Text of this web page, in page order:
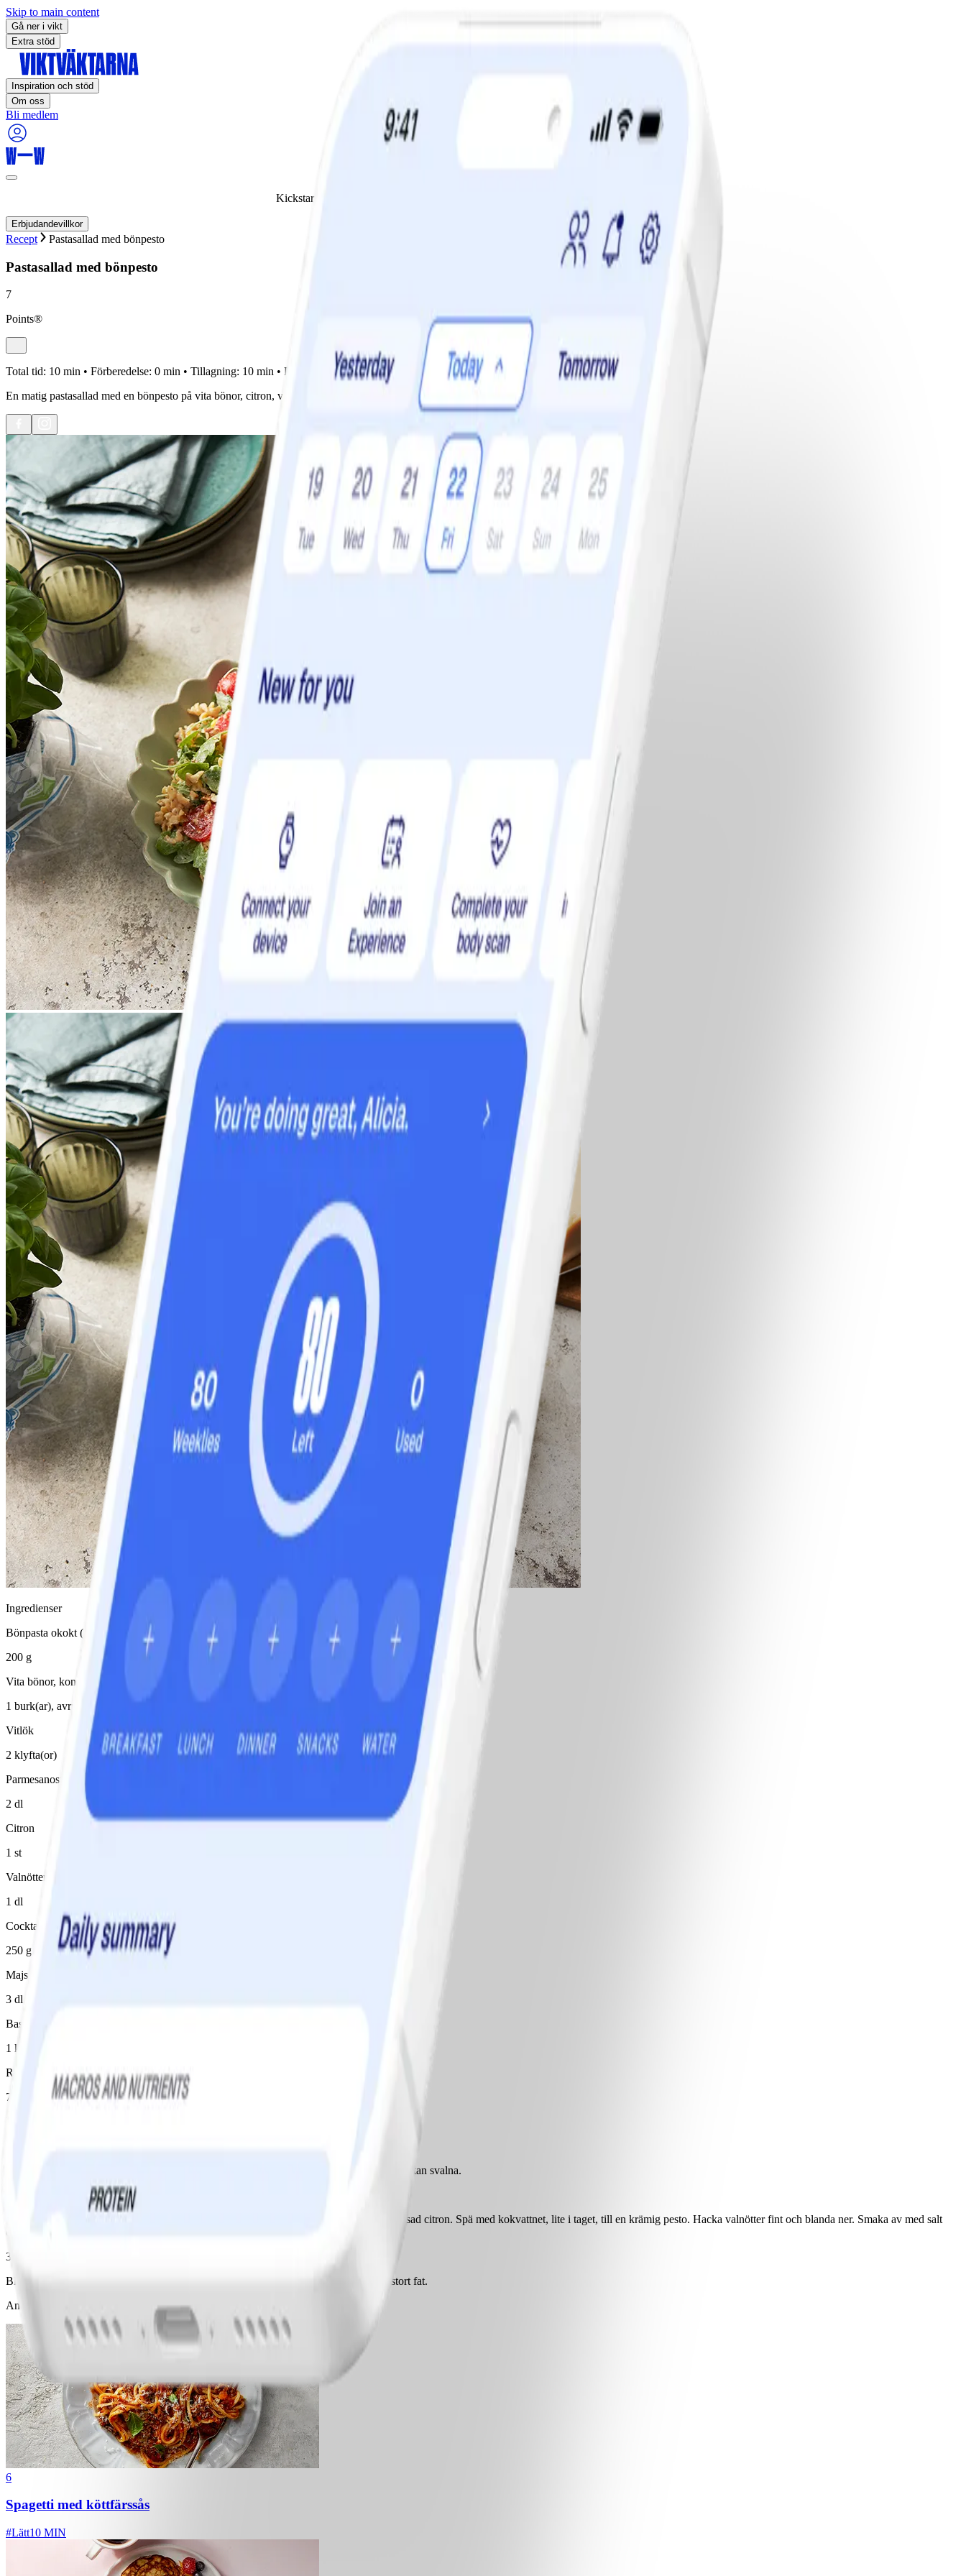
Skip to main content
Gå ner i vikt
Extra stöd
Inspiration och stöd
Om oss
Bli medlem
Kickstarta din viktminskningsresa nu! Spara 50% när du tecknar 12 månaders medlemskap.
Erbjudandevillkor
Recept Pastasallad med bönpesto
Pastasallad med bönpesto
7
Points®
Total tid: 10 min • Förberedelse: 0 min • Tillagning: 10 min • Portioner: 4 •Svårighetsgrad:
Lätt
En matig pastasallad med en bönpesto på vita bönor, citron, vitlök, parmesan och valnötter. Får bara inte missas!
Ingredienser
Bönpasta okokt (100% bönor)
200 g
Vita bönor, konserv
1 burk(ar), avrunnen/avrunnet
Vitlök
2 klyfta(or)
Parmesanost
2 dl
Citron
1 st
Valnötter
1 dl
Cocktailtomater
250 g
Majs
3 dl
Basilika
1 kruka(or)
Ruccola
70 g
Koka pasta enligt anvisning på förpackningen. Häll av kokvattnet, men spara 1 dl. Låt pastan svalna.
Lägg sköljda och avrunna bönor i en mixer och kör ihop med vitlöksklyftor, ost och pressad citron. Spä med kokvattnet, lite i taget, till en krämig pesto. Hacka valnötter fint och blanda ner. Smaka av med salt
och peppar.
3
Blanda ihop pasta med halverade tomater, majs, basilika, ruccola och bönpesto på ett stort fat.
Andra gillade också
6
Spagetti med köttfärssås
#Lätt10 MIN